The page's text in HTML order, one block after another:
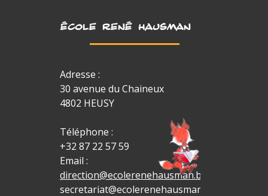
ÉCOLE RENÉ HAUSMAN
Adresse :
30 avenue du Chaineux
4802 HEUSY
Téléphone :
+32 87 22 57 59
Email :
direction@ecolerenehausman.be
secretariat@ecolerenehausman.be